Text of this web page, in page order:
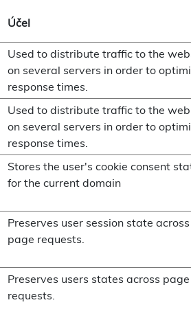
Účel
Used to distribute traffic to the
on several servers in order to
response times.
Used to distribute traffic to the
on several servers in order to
response times.
Stores the user's cookie consent
for the current domain
Preserves user session state across
page requests.
Preserves users states across page
requests.